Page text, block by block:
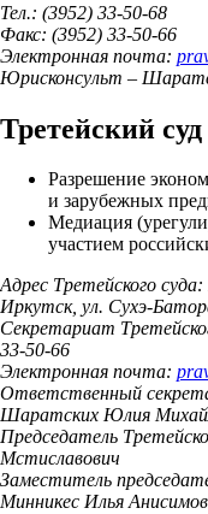
Тел.: (3952) 33-50-68
Факс: (3952) 33-50-66
Электронная почта:
Юрисконсульт –
Третейский
Разрешение
и зарубежных
Медиация
участием
Адрес Третейского
Иркутск, ул. Сухэ-
Секретариат
33-50-66
Электронная почта:
Ответственный
Шаратских Юлия
Председатель
Мстиславович
Заместитель
Минникес Илья